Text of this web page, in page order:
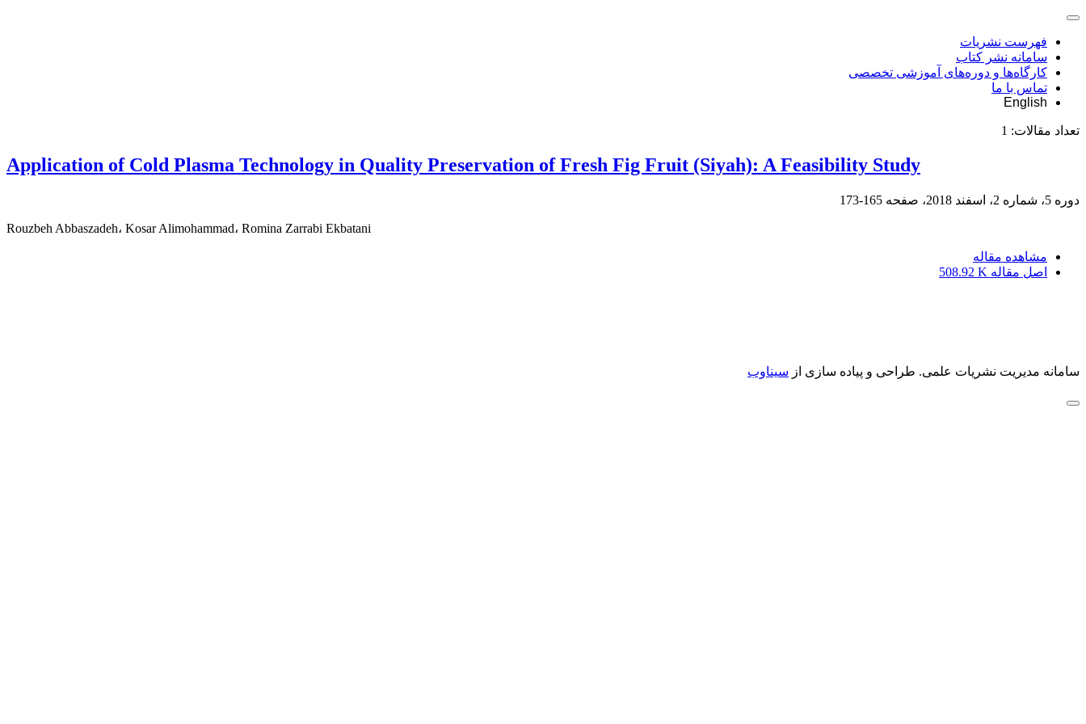
فهرست نشریات
سامانه نشر کتاب
کارگاه‌ها و دوره‌های آموزشی تخصصی
تماس با ما
English
تعداد مقالات: 1
Application of Cold Plasma Technology in Quality Preservation of Fresh Fig Fruit (Siyah): A Feasibility Study
دوره 5، شماره 2، اسفند 2018، صفحه 165-173
Rouzbeh Abbaszadeh، Kosar Alimohammad، Romina Zarrabi Ekbatani
مشاهده مقاله
اصل مقاله 508.92 K
سامانه مدیریت نشریات علمی. طراحی و پیاده سازی از سیناوب